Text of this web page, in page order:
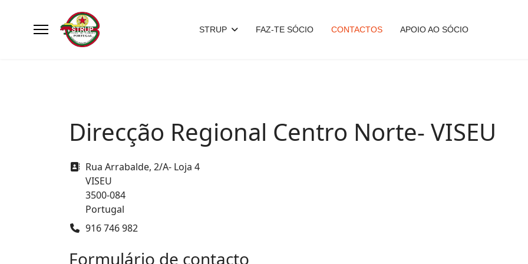
STRUP FAZ-TE SÓCIO CONTACTOS APOIO AO SÓCIO
Direcção Regional Centro Norte- VISEU
Morada
Rua Arrabalde, 2/A- Loja 4
VISEU
3500-084
Portugal
Telefone
916 746 982
Formulário de contacto